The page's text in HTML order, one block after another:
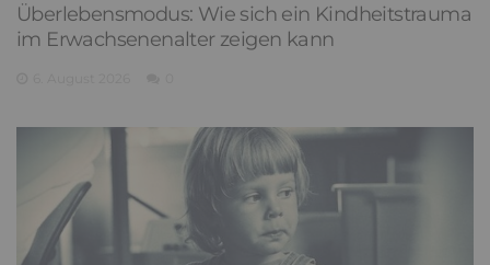
Überlebensmodus: Wie sich ein Kindheitstrauma
im Erwachsenenalter zeigen kann